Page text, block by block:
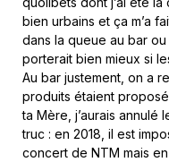
bien urbains et ça m’a
dans la queue au bar ou
porterait bien mieux si
Au bar justement, on a
produits étaient
ta Mère, j’aurais annulé
truc : en 2018, il est
concert de NTM mais